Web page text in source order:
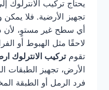
يحتاج تركيب الانترلوك
تجهيز الأرضية. فلا
أي سطح غير مستوٍ،
لاحقًا مثل الهبوط أو
تقوم تركيب الانترلوك
الأرض، تجهيز الطبقات
فرد الرمل أو الطبقة